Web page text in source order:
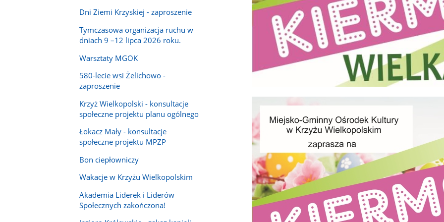
Dni Ziemi Krzyskiej - zaproszenie
Tymczasowa organizacja ruchu w
dniach 9 –12 lipca 2026 roku.
Warsztaty MGOK
580-lecie wsi Żelichowo -
zaproszenie
Krzyż Wielkopolski - konsultacje
społeczne projektu planu ogólnego
Łokacz Mały - konsultacje
społeczne projektu MPZP
Bon ciepłowniczy
Wakacje w Krzyżu Wielkopolskim
Akademia Liderek i Liderów
Społecznych zakończona!